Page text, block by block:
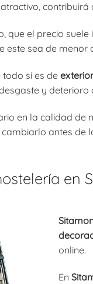
que el precio
este sea de
todo si es de exterior
y
en la calidad
antes de
en
online.
En